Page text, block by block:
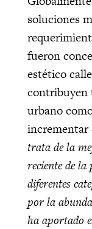
soluciones
fueron
estético
contribuyen
urbano
trata de la
reciente de la
diferentes
por la
ha aportado